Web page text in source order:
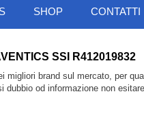
SHOP CONTATTI
SSI R412019832
brand sul mercato, per
dubbio od informazione non